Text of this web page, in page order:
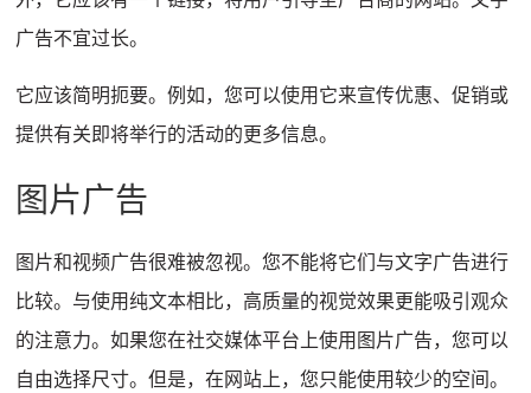
广告不宜过长。
它应该简明扼要。例如，您可以使用它来宣传优惠、促销或
提供有关即将举行的活动的更多信息。
图片广告
图片和视频广告很难被忽视。您不能将它们与文字广告进行
比较。 与使用纯文本相比，高质量的视觉效果更能吸引观众
的注意力。如果您在社交媒体平台上使用图片广告，您可以
自由选择尺寸。但是，在网站上，您只能使用较少的空间。